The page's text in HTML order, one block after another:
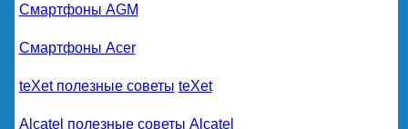
Смартфоны AGM
Смартфоны Acer
teXet полезные советы teXet
Alcatel полезные советы Alcatel